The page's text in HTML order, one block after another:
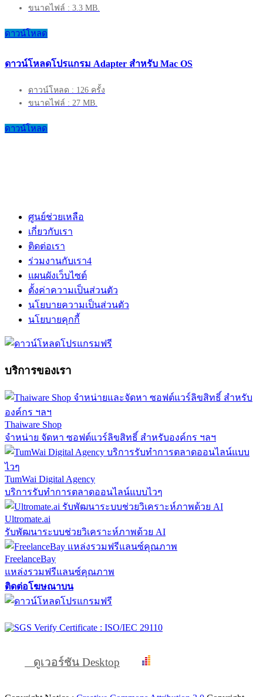
ขนาดไฟล์ : 3.3 MB.
ดาวน์โหลด
ดาวน์โหลดโปรแกรม Adapter สำหรับ Mac OS
ดาวน์โหลด : 126 ครั้ง
ขนาดไฟล์ : 27 MB.
ดาวน์โหลด
ศูนย์ช่วยเหลือ
เกี่ยวกับเรา
ติดต่อเรา
ร่วมงานกับเรา4
แผนผังเว็บไซต์
ตั้งค่าความเป็นส่วนตัว
นโยบายความเป็นส่วนตัว
นโยบายคุกกี้
บริการของเรา
Thaiware Shop
จำหน่าย จัดหา ซอฟต์แวร์ลิขสิทธิ์ สำหรับองค์กร ฯลฯ
TumWai Digital Agency
บริการรับทำการตลาดออนไลน์แบบไวๆ
Ultromate.ai
รับพัฒนาระบบช่วยวิเคราะห์ภาพด้วย AI
FreelanceBay
แหล่งรวมฟรีแลนซ์คุณภาพ
ติดต่อโฆษณาบน
ดูเวอร์ชัน Desktop